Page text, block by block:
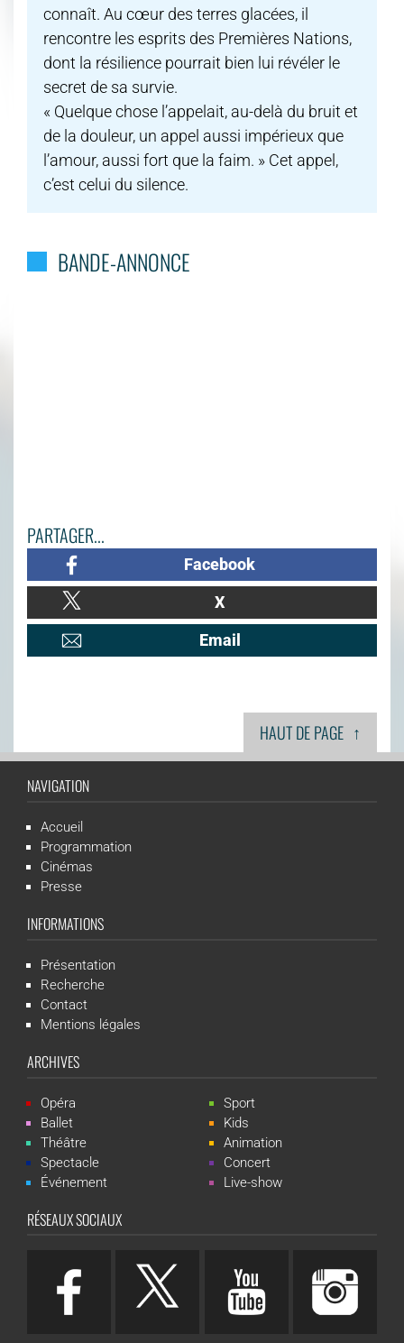
connaît. Au cœur des terres glacées, il
rencontre les esprits des Premières Nations,
dont la résilience pourrait bien lui révéler le
secret de sa survie.
« Quelque chose l’appelait, au-delà du bruit et
de la douleur, un appel aussi impérieux que
l’amour, aussi fort que la faim. » Cet appel,
c’est celui du silence.
BANDE-ANNONCE
PARTAGER...
Facebook
X
Email
HAUT DE PAGE ↑
NAVIGATION
Accueil
Programmation
Cinémas
Presse
INFORMATIONS
Présentation
Recherche
Contact
Mentions légales
ARCHIVES
Opéra
Ballet
Théâtre
Spectacle
Événement
Sport
Kids
Animation
Concert
Live-show
RÉSEAUX SOCIAUX